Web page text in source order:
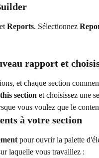
Reports. Sélectionnez
rapport et
et chaque section
section et choisissez une
vous voulez que le
à votre section
pour ouvrir la palette
laquelle vous travaillez :